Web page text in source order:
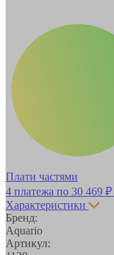
Плати частями
4 платежа по 30 469 ₽
Характеристики
Бренд:
Aquario
Артикул: